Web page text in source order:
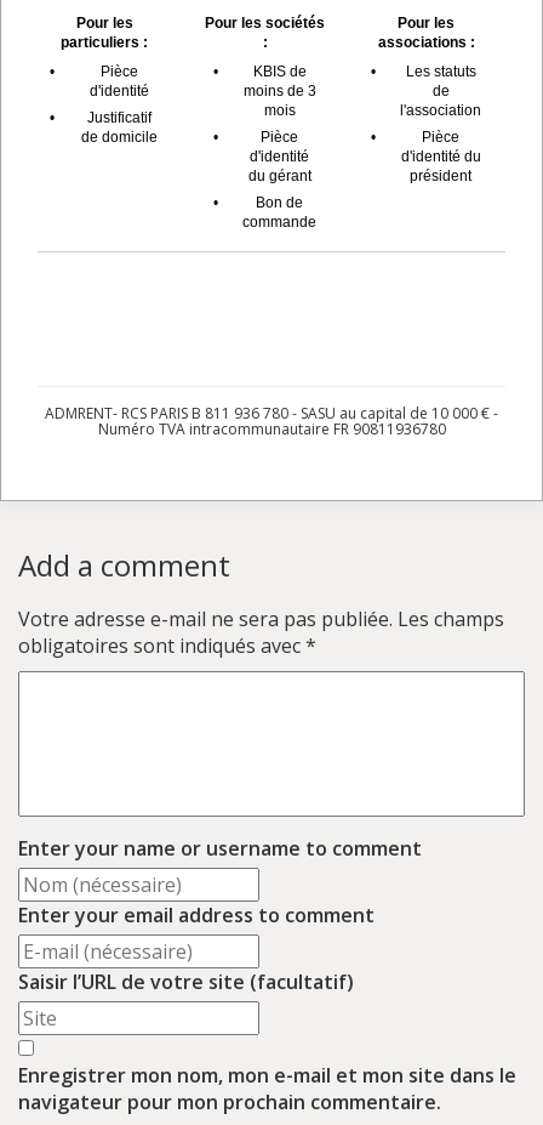
Pour les
particuliers :
•
Pièce
d'identité
•
Justificatif
de domicile
Pour les sociétés
:
•
KBIS de
moins de 3
mois
•
Pièce
d'identité
du gérant
•
Bon de
commande
Pour les
associations :
•
Les statuts
de
l'association
•
Pièce
d'identité du
président
ADMRENT- RCS PARIS B 811 936 780 - SASU au capital de 10 000 € -
Numéro TVA intracommunautaire FR 90811936780
Add a comment
Votre adresse e-mail ne sera pas publiée. Les champs
obligatoires sont indiqués avec*
Enter your name or username to comment
Enter your email address to comment
Saisir l’URL de votre site (facultatif)
Enregistrer mon nom, mon e-mail et mon site dans le
navigateur pour mon prochain commentaire.